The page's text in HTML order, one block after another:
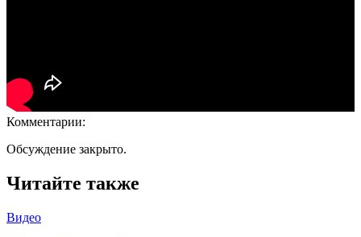
Комментарии:
Обсуждение закрыто.
Читайте также
Видео